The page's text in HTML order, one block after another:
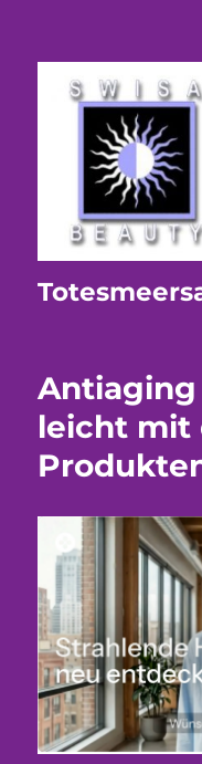
Antiaging
leicht mit